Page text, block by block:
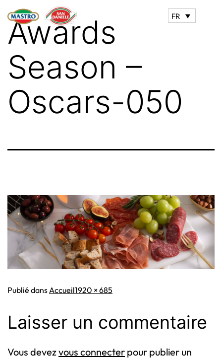
FR
Awards
Season –
Oscars-050
Publié dansAccueilTaille
1920 × 685
Laisser un commentaire
Vous devezvous connecter pour publier un